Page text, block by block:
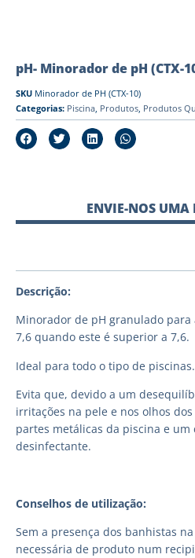
pH- Minorador de pH (CTX-
SKU Minorador de PH (CTX-10)
Categorias: Piscina, Produtos, Produtos
ENVIE-NOS UMA
Descrição:
Minorador de pH granulado para
7,6 quando este é superior a 7,6.
Ideal para todo o tipo de piscinas.
Evita que, devido a um
irritações na pele e nos olhos
partes metálicas da piscina e um
desinfectante.
Conselhos de utilização:
Sem a presença dos banhistas
necessária de produto num